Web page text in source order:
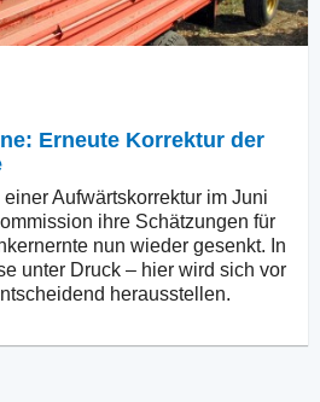
Erneute Korrektur der
Aufwärtskorrektur im Juni
ihre Schätzungen für
nun wieder gesenkt. In
unter Druck – hier wird sich vor
herausstellen.